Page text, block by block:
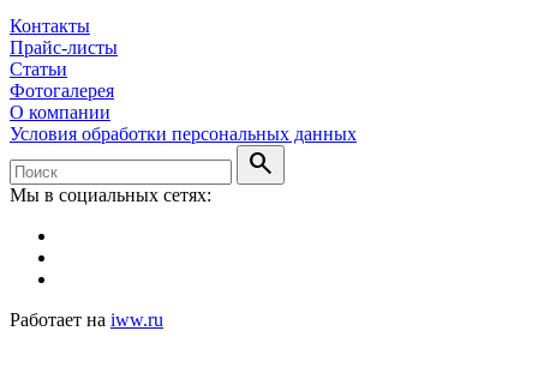
Контакты
Прайс-листы
Статьи
Фотогалерея
О компании
Условия обработки персональных данных
search
Мы в социальных сетях:
Работает на iww.ru